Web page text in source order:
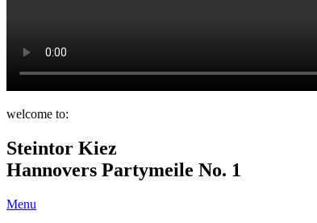
welcome to:
Steintor Kiez
Hannovers Partymeile No. 1
Menu